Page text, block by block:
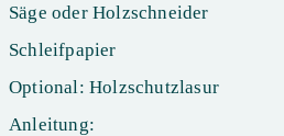
Säge oder Holzschneider
Schleifpapier
Optional: Holzschutzlasur
Anleitung: